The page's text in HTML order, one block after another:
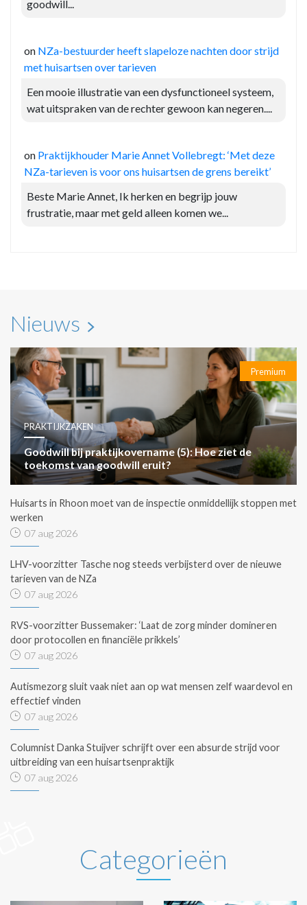
goodwill...
on NZa-bestuurder heeft slapeloze nachten door strijd
met huisartsen over tarieven
Een mooie illustratie van een dysfunctioneel systeem,
wat uitspraken van de rechter gewoon kan negeren....
on Praktijkhouder Marie Annet Vollebregt: ‘Met deze
NZa-tarieven is voor ons huisartsen de grens bereikt’
Beste Marie Annet, Ik herken en begrijp jouw
frustratie, maar met geld alleen komen we...
Nieuws
Premium
PRAKTIJKZAKEN
Goodwill bij praktijkovername (5): Hoe ziet de
toekomst van goodwill eruit?
Huisarts in Rhoon moet van de inspectie onmiddellijk stoppen met
werken
07 aug 2026
LHV-voorzitter Tasche nog steeds verbijsterd over de nieuwe
tarieven van de NZa
07 aug 2026
RVS-voorzitter Bussemaker: ‘Laat de zorg minder domineren
door protocollen en financiële prikkels’
07 aug 2026
Autismezorg sluit vaak niet aan op wat mensen zelf waardevol en
effectief vinden
07 aug 2026
Columnist Danka Stuijver schrijft over een absurde strijd voor
uitbreiding van een huisartsenpraktijk
07 aug 2026
Categorieën